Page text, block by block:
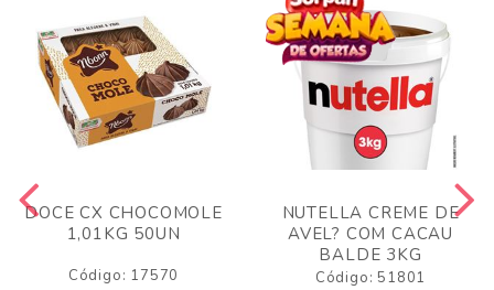
DOCE CX CHOCOMOLE
1,01KG 50UN
Código: 17570
NUTELLA CREME DE
AVEL? COM CACAU
BALDE 3KG
Código: 51801